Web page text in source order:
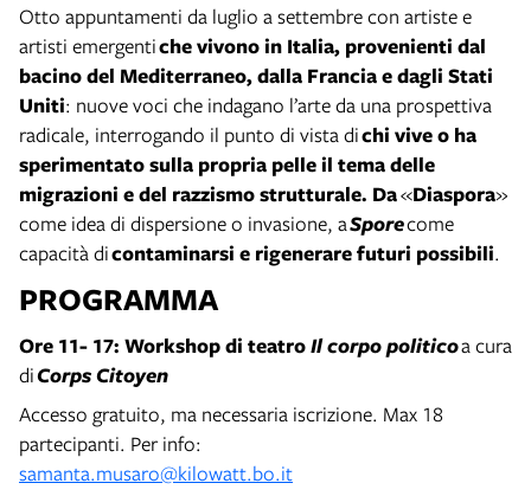
Otto appuntamenti da luglio a settembre con artiste e
artisti emergentiche vivono in Italia, provenienti dal
bacino del Mediterraneo, dalla Francia e dagli Stati
Uniti: nuove voci che indagano l’arte da una prospettiva
radicale, interrogando il punto di vista dichi vive o ha
sperimentato sulla propria pelle il tema delle
migrazioni e del razzismo strutturale. Da«Diaspora»
come idea di dispersione o invasione, aSporecome
capacità dicontaminarsi e rigenerare futuri possibili.
PROGRAMMA
Ore 11- 17: Workshop di teatroIl corpo politicoa cura
diCorps Citoyen
Accesso gratuito, ma necessaria iscrizione. Max 18
partecipanti. Per info:
samanta.musaro@kilowatt.bo.it